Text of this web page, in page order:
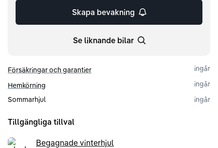
Skapa bevakning
Se liknande bilar
Försäkringar och garantier
ingår
Hemkörning
ingår
Sommarhjul
ingår
Tillgängliga tillval
Begagnade vinterhjul